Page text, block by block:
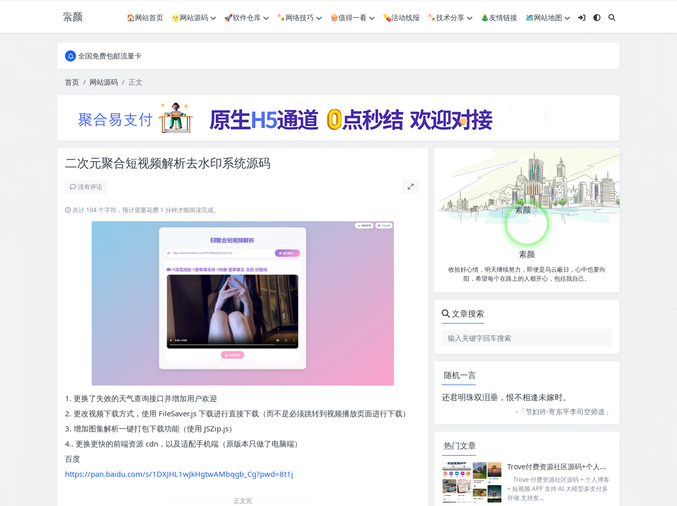
素颜 🏠网站首页 🌝网站源码 🚀软件仓库 🍡网络技巧 🍿值得一看 💊活动线报 🍡技术分享 🎄友情链接
🗺网站地图
全国免费包邮流量卡
全国免费包邮流量卡
首页
网站源码 正文
二次元聚合短视频解析去水印系统源码
没有评论
共计 194 个字符，预计需要花费 1 分钟才能阅读完成。
1. 更换了失效的天气查询接口并增加用户欢迎
2. 更改视频下载方式，使用 FileSaver.js 下载进行直接下载（而不是必须跳转到视频播放页面进行下载）
3. 增加图集解析一键打包下载功能（使用 JSZip.js）
4.. 更换更快的前端资源 cdn，以及适配手机端（原版本只做了电脑端）
百度
https://pan.baidu.com/s/1DXJHL1wJkHgtwAMbqgb_Cg?pwd=8t1j
正文完
素颜
收拾好心情，明天继续努力，即便是乌云蔽日，心中也要向
阳，希望每个在路上的人都开心，包括我自己。
文章搜索
随机一言
还君明珠双泪垂，恨不相逢未嫁时。
-「节妇吟·寄东平李司空师道 」
热门文章
Trove付费资源社区源码+个人博客+短视频 APP 支持AI大模型多支付多存储
Trove 付费资源社区源码 + 个人博客
+ 短视频 APP 支持 AI 大模型多支付多
存储 支持发...